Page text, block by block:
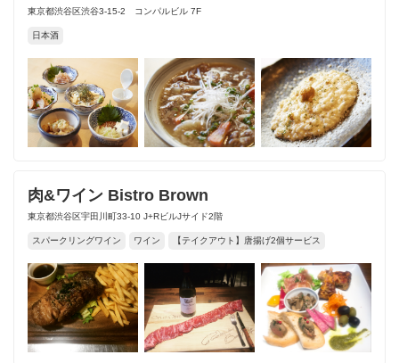
東京都渋谷区渋谷3-15-2 コンパルビル 7F
日本酒
肉&ワイン Bistro Brown
東京都渋谷区宇田川町33-10 J+RビルJサイド2階
スパークリングワイン ワイン 【テイクアウト】唐揚げ2個サービス